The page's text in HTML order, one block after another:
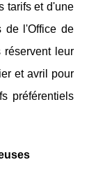
tarifs et d'une
de l'Office de
réservent leur
et avril pour
préférentiels